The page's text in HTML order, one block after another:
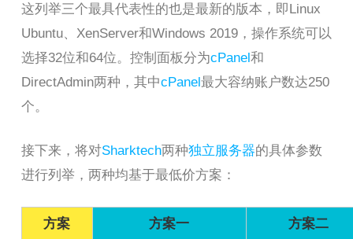
这列举三个最具代表性的也是最新的版本，即Linux
Ubuntu、XenServer和Windows 2019，操作系统可以
选择32位和64位。控制面板分为cPanel和
DirectAdmin两种，其中cPanel最大容纳账户数达250
个。
接下来，将对Sharktech两种独立服务器的具体参数
进行列举，两种均基于最低价方案：
方案 方案一 方案二